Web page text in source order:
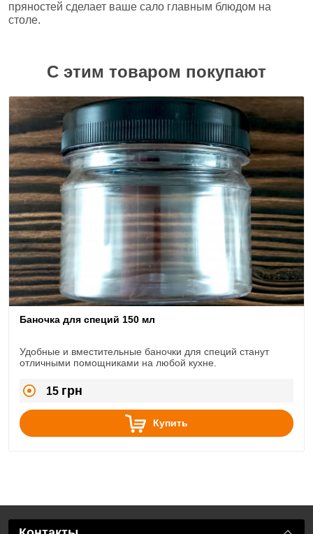
пряностей сделает ваше сало главным блюдом на
столе.
С этим товаром покупают
Баночка для специй 150 мл
Удобные и вместительные баночки для специй станут
отличными помощниками на любой кухне.
15 грн
Купить